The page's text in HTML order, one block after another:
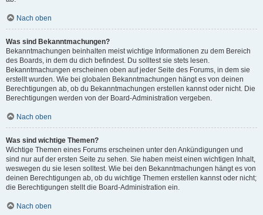
Nach oben
Was sind Bekanntmachungen?
Bekanntmachungen beinhalten meist wichtige Informationen zu dem Bereich
des Boards, in dem du dich befindest. Du solltest sie stets lesen.
Bekanntmachungen erscheinen oben auf jeder Seite des Forums, in dem sie
erstellt wurden. Wie bei globalen Bekanntmachungen hängt es von deinen
Berechtigungen ab, ob du Bekanntmachungen erstellen kannst oder nicht. Die
Berechtigungen werden von der Board-Administration vergeben.
Nach oben
Was sind wichtige Themen?
Wichtige Themen eines Forums erscheinen unter den Ankündigungen und
sind nur auf der ersten Seite zu sehen. Sie haben meist einen wichtigen Inhalt,
weswegen du sie lesen solltest. Wie bei den Bekanntmachungen hängt es von
deinen Berechtigungen ab, ob du wichtige Themen erstellen kannst oder nicht;
die Berechtigungen stellt die Board-Administration ein.
Nach oben